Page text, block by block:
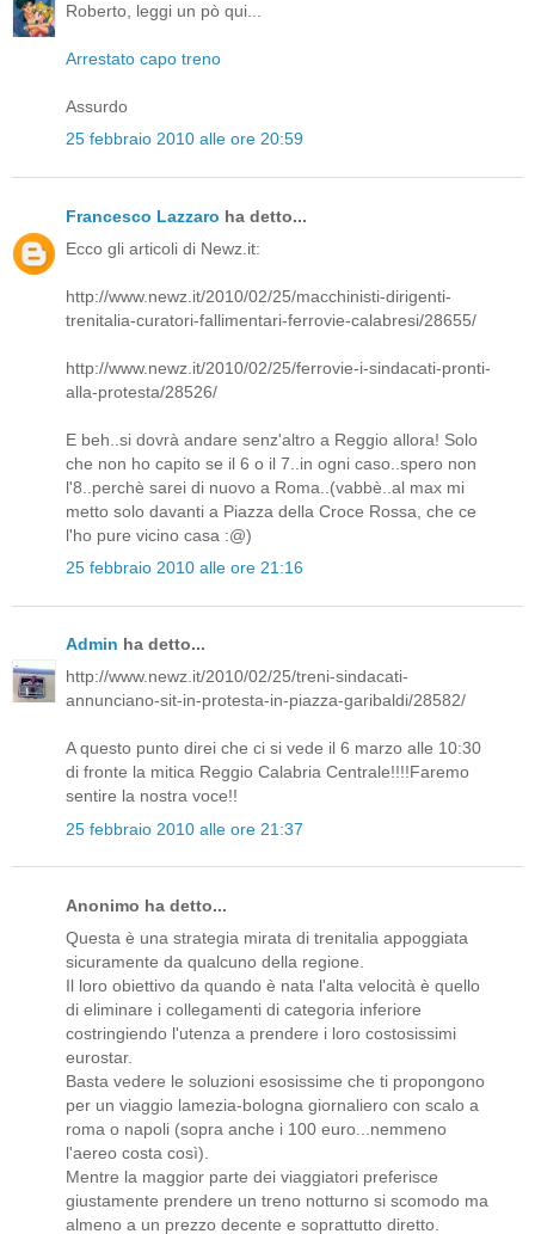
Roberto, leggi un pò qui...
Arrestato capo treno
Assurdo
25 febbraio 2010 alle ore 20:59
Francesco Lazzaro ha detto...
Ecco gli articoli di Newz.it:
http://www.newz.it/2010/02/25/macchinisti-dirigenti-
trenitalia-curatori-fallimentari-ferrovie-calabresi/28655/
http://www.newz.it/2010/02/25/ferrovie-i-sindacati-pronti-
alla-protesta/28526/
E beh..si dovrà andare senz'altro a Reggio allora! Solo
che non ho capito se il 6 o il 7..in ogni caso..spero non
l'8..perchè sarei di nuovo a Roma..(vabbè..al max mi
metto solo davanti a Piazza della Croce Rossa, che ce
l'ho pure vicino casa :@)
25 febbraio 2010 alle ore 21:16
Admin ha detto...
http://www.newz.it/2010/02/25/treni-sindacati-
annunciano-sit-in-protesta-in-piazza-garibaldi/28582/
A questo punto direi che ci si vede il 6 marzo alle 10:30
di fronte la mitica Reggio Calabria Centrale!!!!Faremo
sentire la nostra voce!!
25 febbraio 2010 alle ore 21:37
Anonimo ha detto...
Questa è una strategia mirata di trenitalia appoggiata
sicuramente da qualcuno della regione.
Il loro obiettivo da quando è nata l'alta velocità è quello
di eliminare i collegamenti di categoria inferiore
costringiendo l'utenza a prendere i loro costosissimi
eurostar.
Basta vedere le soluzioni esosissime che ti propongono
per un viaggio lamezia-bologna giornaliero con scalo a
roma o napoli (sopra anche i 100 euro...nemmeno
l'aereo costa così).
Mentre la maggior parte dei viaggiatori preferisce
giustamente prendere un treno notturno si scomodo ma
almeno a un prezzo decente e soprattutto diretto.